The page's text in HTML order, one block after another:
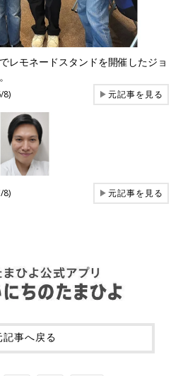
レモネードスタンドを開催したジョ
8) ▶元記事を見る
8) ▶元記事を見る
記事へ戻る